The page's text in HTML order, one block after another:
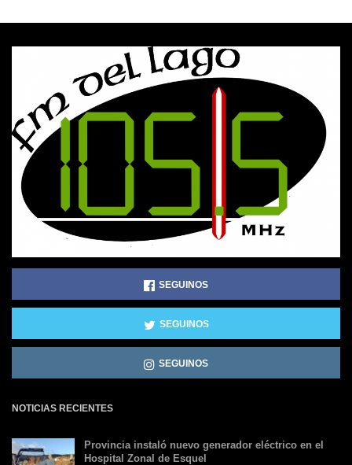
SEGUINOS
SEGUINOS
SEGUINOS
NOTICIAS RECIENTES
Provincia instaló nuevo generador eléctrico en el
Hospital Zonal de Esquel